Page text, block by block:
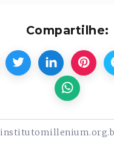
Compartilhe: